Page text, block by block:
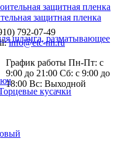
защитная пленка
шланга, разматывающее
кусачки
792-07-49
info@etc-nn.ru
График работы Пн-Пт: с
9:00 до 21:00 Сб: с 9:00 до
18:00 Вс: Выходной